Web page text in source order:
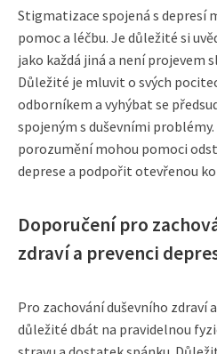
Stigmatizace spojená s depresí
pomoc a léčbu. Je důležité si
jako každá jiná a není projevem
Důležité je mluvit o svých
odborníkem a vyhýbat se
spojeným s duševními
porozumění mohou pomoci
deprese a podpořit otevřenou
Doporučení pro
zdraví a prevenci
Pro zachování duševního zdraví
důležité dbát na pravidelnou